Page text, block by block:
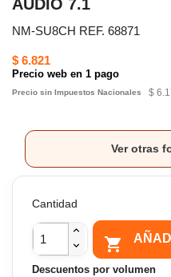
AUDIO 7.1
NM-SU8CH REF. 68871
$ 6.821
Precio web en 1 pago
Precio sin Impuestos Nacionales $
Ver otras
Cantidad

Descuentos por volumen